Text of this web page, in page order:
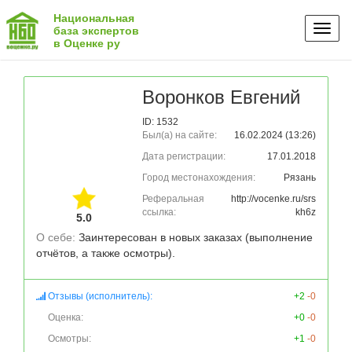
Национальная
база экспертов
в Оценке ру
5.0
Воронков Евгений
ID: 1532
Был(а) на сайте:
16.02.2024 (13:26)
Дата регистрации:
17.01.2018
Город местонахождения:
Рязань
Реферальная
ссылка:
http://vocenke.ru/srs
kh6z
О себе: Заинтересован в новых заказах (выполнение
Отзывы (исполнитель): +2 -0
Оценка:
+0 -0
Осмотры:
+1 -0